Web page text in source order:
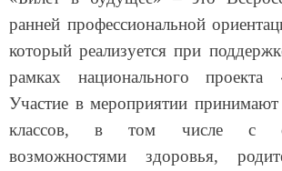
ранней профессиональной
который реализуется при
рамках национального проекта
Участие в мероприятии
классов, в том числе с
возможностями здоровья,